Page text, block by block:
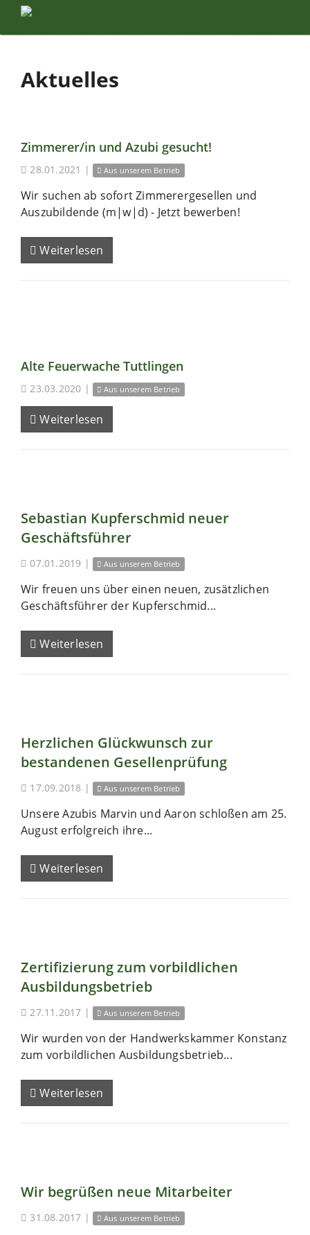
Aktuelles
Zimmerer/in und Azubi gesucht!
28.01.2021 | Aus unserem Betrieb
Wir suchen ab sofort Zimmerergesellen und
Auszubildende (m|w|d) - Jetzt bewerben!
Weiterlesen
Alte Feuerwache Tuttlingen
23.03.2020 | Aus unserem Betrieb
Weiterlesen
Sebastian Kupferschmid neuer
Geschäftsführer
07.01.2019 | Aus unserem Betrieb
Wir freuen uns über einen neuen, zusätzlichen
Geschäftsführer der Kupferschmid...
Weiterlesen
Herzlichen Glückwunsch zur
bestandenen Gesellenprüfung
17.09.2018 | Aus unserem Betrieb
Unsere Azubis Marvin und Aaron schloßen am 25.
August erfolgreich ihre...
Weiterlesen
Zertifizierung zum vorbildlichen
Ausbildungsbetrieb
27.11.2017 | Aus unserem Betrieb
Wir wurden von der Handwerkskammer Konstanz
zum vorbildlichen Ausbildungsbetrieb...
Weiterlesen
Wir begrüßen neue Mitarbeiter
31.08.2017 | Aus unserem Betrieb